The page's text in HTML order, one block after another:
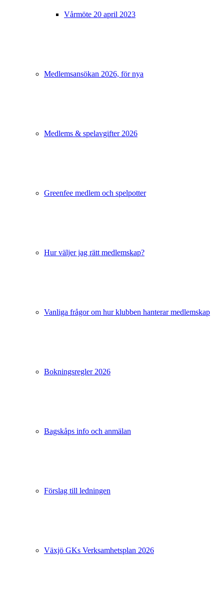
Vårmöte 20 april 2023
Medlemsansökan 2026, för nya
Medlems & spelavgifter 2026
Greenfee medlem och spelpotter
Hur väljer jag rätt medlemskap?
Vanliga frågor om hur klubben hanterar medlemskap
Bokningsregler 2026
Bagskåps info och anmälan
Förslag till ledningen
Växjö GKs Verksamhetsplan 2026